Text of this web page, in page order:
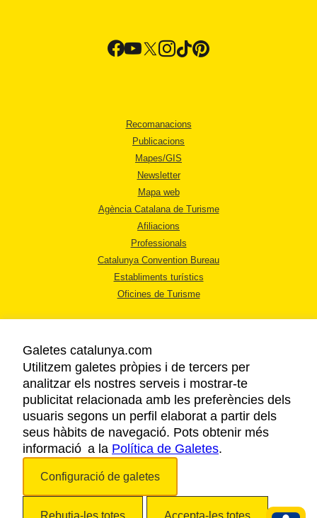
Recomanacions
Publicacions
Mapes/GIS
Newsletter
Mapa web
Agència Catalana de Turisme
Afiliacions
Professionals
Catalunya Convention Bureau
Establiments turístics
Oficines de Turisme
AVÍS LEGAL
POLÍTICA DE PRIVACITAT
COOKIES
ACCESSIBILITAT
Galetes catalunya.com
Utilitzem galetes pròpies i de tercers per
analitzar els nostres serveis i mostrar-te
publicitat relacionada amb les preferències dels
usuaris segons un perfil elaborat a partir dels
seus hàbits de navegació. Pots obtenir més
informació a la Política de Galetes.
Configuració de galetes
Rebutja-les totes Accepta-les totes